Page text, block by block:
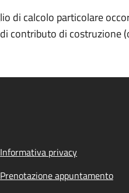
di calcolo particolare
contributo di costruzione
Informativa privacy
Prenotazione appuntamento